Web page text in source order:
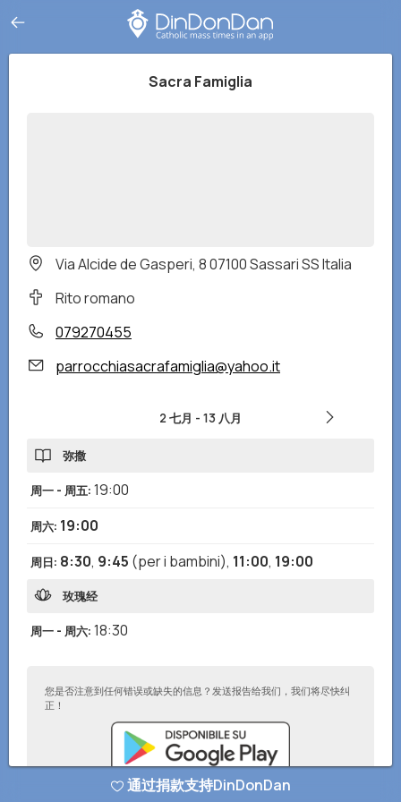
Sacra Famiglia
Via Alcide de Gasperi, 8 07100 Sassari SS Italia
Rito romano
079270455
parrocchiasacrafamiglia@yahoo.it
2 七月 - 13 八月
弥撒
周一 - 周五: 19:00
周六: 19:00
周日: 8:30, 9:45 (per i bambini), 11:00, 19:00
玫瑰经
周一 - 周六: 18:30
您是否注意到任何错误或缺失的信息？发送报告给我们，我们将尽快纠
正！
通过捐款支持DinDonDan